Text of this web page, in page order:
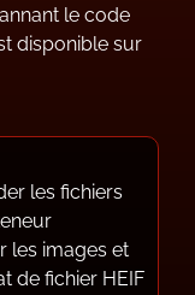
le code
disponible sur
les fichiers
les images et
de fichier HEIF